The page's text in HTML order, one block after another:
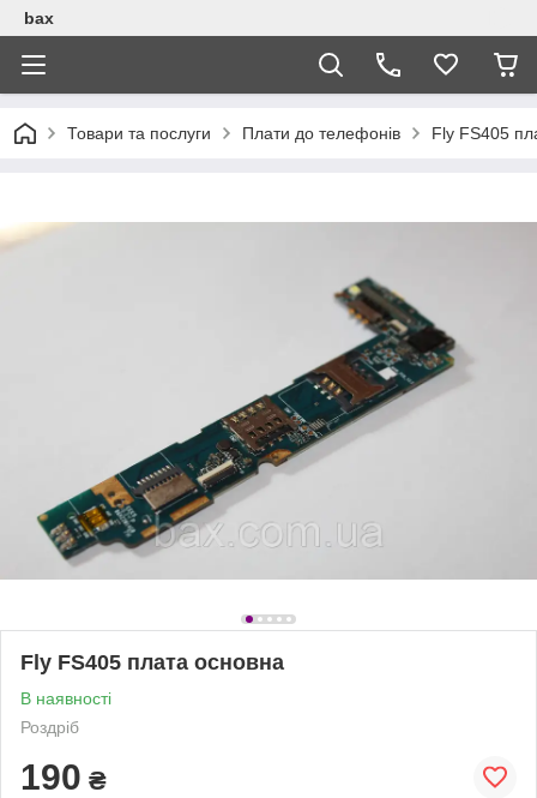
bax
Товари та послуги Плати до телефонів Fly FS405
Fly FS405 плата основна
В наявності
Роздріб
190 ₴